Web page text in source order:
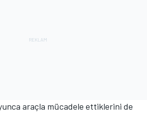
araçla mücadele ettiklerini de